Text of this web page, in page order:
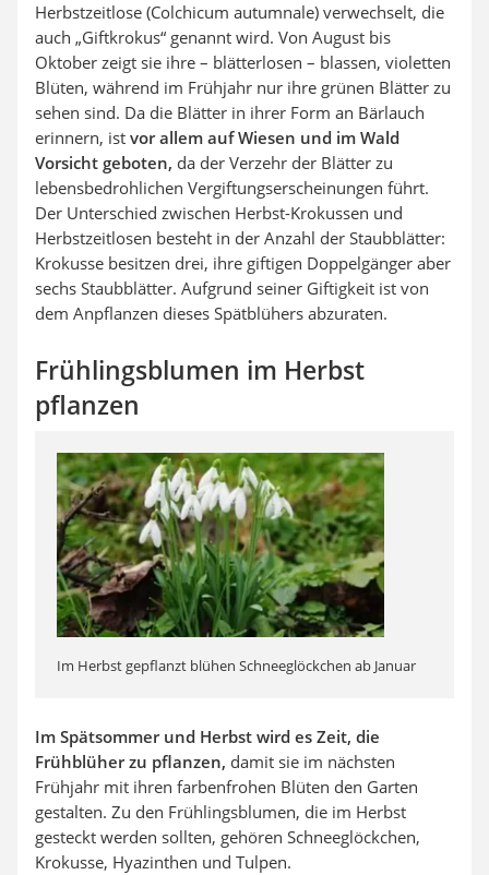
Herbstzeitlose (Colchicum autumnale) verwechselt, die
auch „Giftkrokus“ genannt wird. Von August bis
Oktober zeigt sie ihre – blätterlosen – blassen, violetten
Blüten, während im Frühjahr nur ihre grünen Blätter zu
sehen sind. Da die Blätter in ihrer Form an Bärlauch
erinnern, ist vor allem auf Wiesen und im Wald
Vorsicht geboten, da der Verzehr der Blätter zu
lebensbedrohlichen Vergiftungserscheinungen führt.
Der Unterschied zwischen Herbst-Krokussen und
Herbstzeitlosen besteht in der Anzahl der Staubblätter:
Krokusse besitzen drei, ihre giftigen Doppelgänger aber
sechs Staubblätter. Aufgrund seiner Giftigkeit ist von
dem Anpflanzen dieses Spätblühers abzuraten.
Frühlingsblumen im Herbst
pflanzen
Im Herbst gepflanzt blühen Schneeglöckchen ab Januar
Im Spätsommer und Herbst wird es Zeit, die
Frühblüher zu pflanzen, damit sie im nächsten
Frühjahr mit ihren farbenfrohen Blüten den Garten
gestalten. Zu den Frühlingsblumen, die im Herbst
gesteckt werden sollten, gehören Schneeglöckchen,
Krokusse, Hyazinthen und Tulpen.